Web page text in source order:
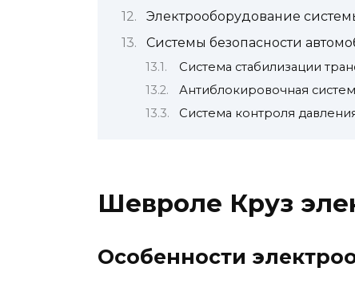
Электрооборудование
Системы безопасности
Система стабилизации
Антиблокировочная
Система контроля
Шевроле Круз
Особенности